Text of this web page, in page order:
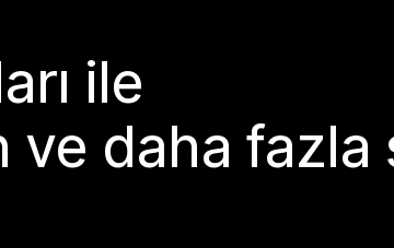
ile
ve daha fazla